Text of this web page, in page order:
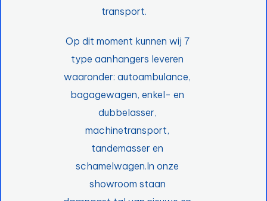
transport.
Op dit moment kunnen wij 7
type aanhangers leveren
waaronder: autoambulance,
bagagewagen, enkel- en
dubbelasser,
machinetransport,
tandemasser en
schamelwagen.In onze
showroom staan